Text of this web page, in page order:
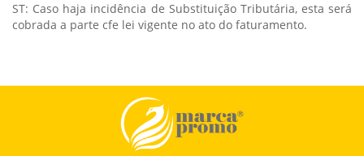
ST: Caso haja incidência de Substituição Tributária, esta será
cobrada a parte cfe lei vigente no ato do faturamento.